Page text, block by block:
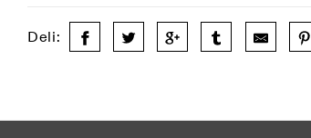
Deli: